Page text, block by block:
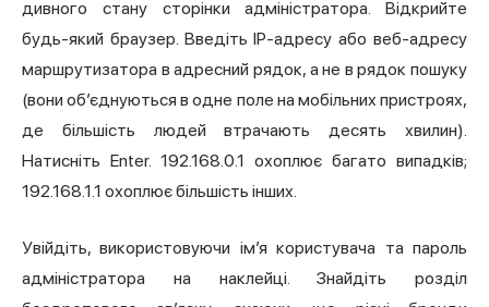
дивного стану сторінки адміністратора. Відкрийте
будь-який браузер. Введіть IP-адресу або веб-адресу
маршрутизатора в адресний рядок, а не в рядок пошуку
(вони об’єднуються в одне поле на мобільних пристроях,
де більшість людей втрачають десять хвилин).
Натисніть Enter. 192.168.0.1 охоплює багато випадків;
192.168.1.1 охоплює більшість інших.
Увійдіть, використовуючи ім’я користувача та пароль
адміністратора на наклейці. Знайдіть розділ